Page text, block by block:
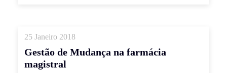
25 Janeiro 2018
Gestão de Mudança na farmácia
magistral